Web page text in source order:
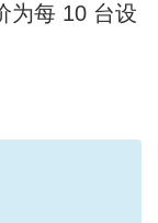
为每 10 台设